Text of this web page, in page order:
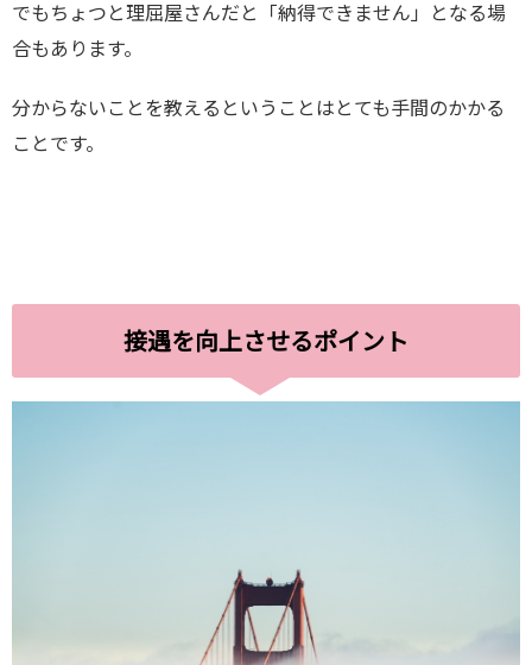
でもちょつと理屈屋さんだと「納得できません」となる場
合もあります。
分からないことを教えるということはとても手間のかかる
ことです。
接遇を向上させるポイント